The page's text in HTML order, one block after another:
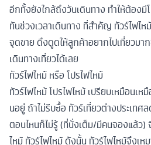
อีกทั้งยังใกล้ถึงวันเดินทาง ทำให้ต้องมี
ทันช่วงเวลาเดินทาง ที่สำคัญ ทัวร์ไฟไห
จุดขาย ดึงดูดให้ลูกค้าอยากไปเที่ยวมา
เดินทางเที่ยวได้เลย
ทัวร์ไฟไหม้ หรือ โปรไฟไหม้
ทัวร์ไฟไหม้ โปรไฟไหม้ เปรียบเหมือนเ
นอยู่ ถ้าไม่รีบซื้อ ทัวร์เที่ยวต่างประเทศ
ตอนไหนก็ไม่รู้ (ที่นั่งเต็ม/มีคนจองแล้ว)
ไหม้ ทัวร์ไฟไหม้ ดังนั้น ทัวร์ไฟไหม้จึงเห